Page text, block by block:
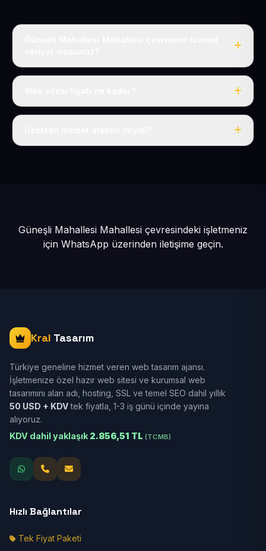
Evet, Güneşli Mahallesi dahil tüm Güneşli ve Kocasinan
Tek fiyat: yılda 50 USD + KDV, her şey dahil.
Güneşli Mahallesi Mahallesi çevresindeki işletmeniz
için WhatsApp üzerinden iletişime geçin.
Kral Tasarım
Türkiye geneline hizmet veren web tasarım ajansı.
İşletmenize özel hazır web sitesi ve kurumsal web
tasarımını alan adı, hosting, SSL ve temel SEO dahil yıllık
50 USD + KDVtek fiyatla, 1-3 iş günü içinde yayına
alıyoruz.
KDV dahil yaklaşık 2.856,51 TL (TCMB)
Hızlı Bağlantılar
Tek Fiyat Paketi